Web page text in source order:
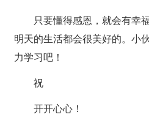
只要懂得感恩，就会有幸
明天的生活都会很美好的。小
力学习吧！
祝
开开心心！